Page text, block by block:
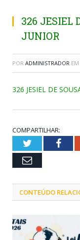
326 JESIEL
JUNIOR
POR ADMINISTRADOR EM
326 JESIEL DE
COMPARTILHAR:
Twitter
Email
CONTEÚDO